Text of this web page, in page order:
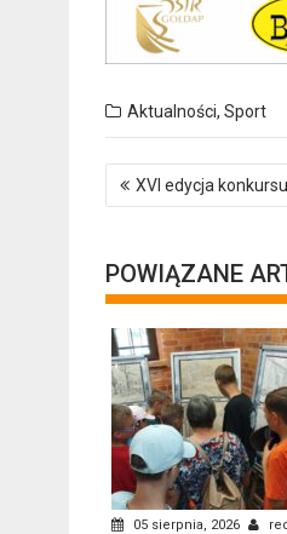
Aktualności, Sport
Nawigacja
wpisu
XVI edycja
POWIĄZANE
05 sierpnia, 2026